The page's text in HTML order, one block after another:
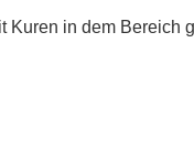
Kuren in dem Bereich